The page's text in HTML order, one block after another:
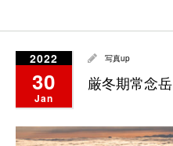
2022
30
Jan
写真up
厳冬期常念岳